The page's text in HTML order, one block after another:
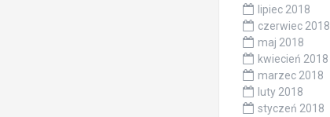
lipiec 2018
czerwiec 2018
maj 2018
kwiecień 2018
marzec 2018
luty 2018
styczeń 2018